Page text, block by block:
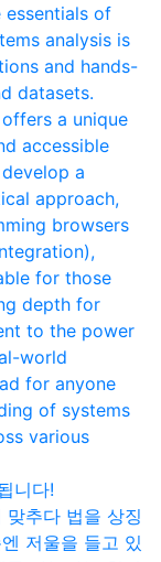
essentials of
analysis is
and hands-
datasets.
a unique
accessible
a
approach,
browsers
for those
depth for
to the power
world
for anyone
of systems
various
니다!
추다 법을 상징
저울을 들고 있